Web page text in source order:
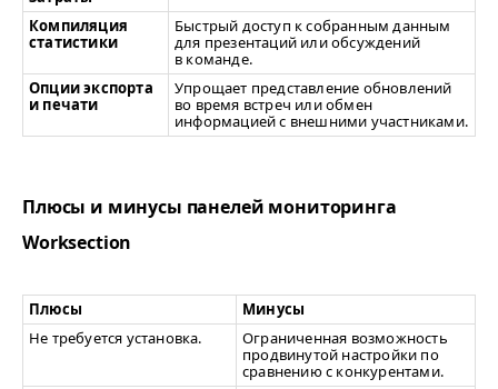
Компиляция
статистики
Быстрый доступ к собранным данным
для презентаций или обсуждений
в команде.
Опции экспорта
и печати
Упрощает представление обновлений
во время встреч или обмен
информацией с внешними участниками.
Плюсы и минусы панелей мониторинга
Worksection
Плюсы
Минусы
Не требуется установка.
Ограниченная возможность
продвинутой настройки по
сравнению с конкурентами.